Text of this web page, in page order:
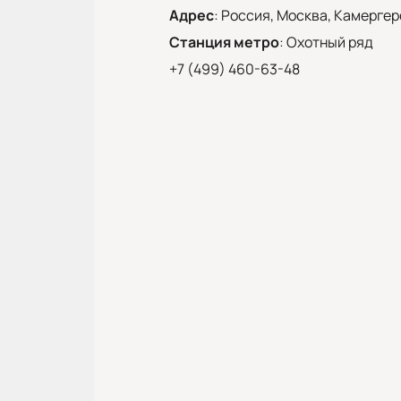
Адрес: Россия, Москва,
Станция метро:Охотный ряд
+7 (499) 460-63-48